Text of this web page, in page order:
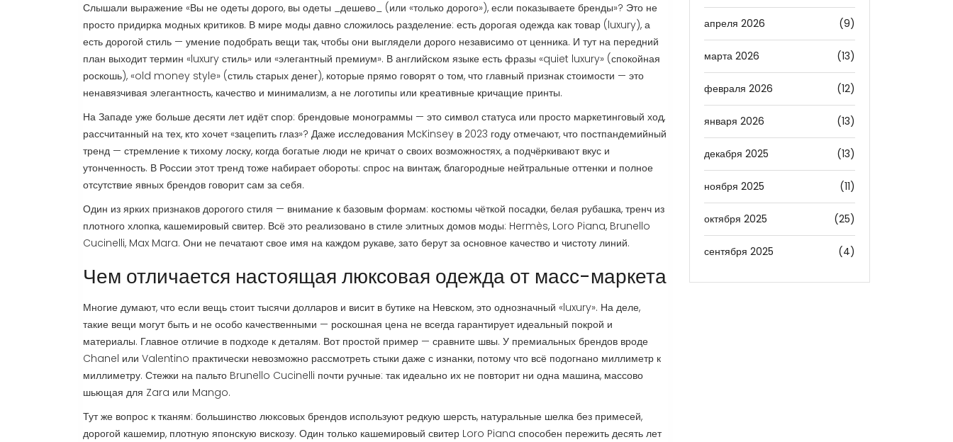
Слышали выражение «Вы не одеты дорого, вы одеты _дешево_ (или «только дорого»), если показываете бренды»? Это не
просто придирка модных критиков. В мире моды давно сложилось разделение: есть дорогая одежда как товар (luxury), а
есть дорогой стиль — умение подобрать вещи так, чтобы они выглядели дорого независимо от ценника. И тут на передний
план выходит термин «luxury стиль» или «элегантный премиум». В английском языке есть фразы «quiet luxury» (спокойная
роскошь), «old money style» (стиль старых денег), которые прямо говорят о том, что главный признак стоимости — это
ненавязчивая элегантность, качество и минимализм, а не логотипы или креативные кричащие принты.
На Западе уже больше десяти лет идёт спор: брендовые монограммы — это символ статуса или просто маркетинговый ход,
рассчитанный на тех, кто хочет «зацепить глаз»? Даже исследования McKinsey в 2023 году отмечают, что постпандемийный
тренд — стремление к тихому лоску, когда богатые люди не кричат о своих возможностях, а подчёркивают вкус и
утонченность. В России этот тренд тоже набирает обороты: спрос на винтаж, благородные нейтральные оттенки и полное
отсутствие явных брендов говорит сам за себя.
Один из ярких признаков дорогого стиля — внимание к базовым формам: костюмы чёткой посадки, белая рубашка, тренч из
плотного хлопка, кашемировый свитер. Всё это реализовано в стиле элитных домов моды: Hermès, Loro Piana, Brunello
Cucinelli, Max Mara. Они не печатают свое имя на каждом рукаве, зато берут за основное качество и чистоту линий.
Чем отличается настоящая люксовая одежда от масс-маркета
Многие думают, что если вещь стоит тысячи долларов и висит в бутике на Невском, это однозначный «luxury». На деле,
такие вещи могут быть и не особо качественными — роскошная цена не всегда гарантирует идеальный покрой и
материалы. Главное отличие в подходе к деталям. Вот простой пример — сравните швы. У премиальных брендов вроде
Chanel или Valentino практически невозможно рассмотреть стыки даже с изнанки, потому что всё подогнано миллиметр к
миллиметру. Стежки на пальто Brunello Cucinelli почти ручные: так идеально их не повторит ни одна машина, массово
шьющая для Zara или Mango.
Тут же вопрос к тканям: большинство люксовых брендов используют редкую шерсть, натуральные шелка без примесей,
дорогой кашемир, плотную японскую вискозу. Один только кашемировый свитер Loro Piana способен пережить десять лет
апреля 2026 (9)
марта 2026 (13)
февраля 2026 (12)
января 2026 (13)
декабря 2025 (13)
ноября 2025 (11)
октября 2025 (25)
сентября 2025 (4)